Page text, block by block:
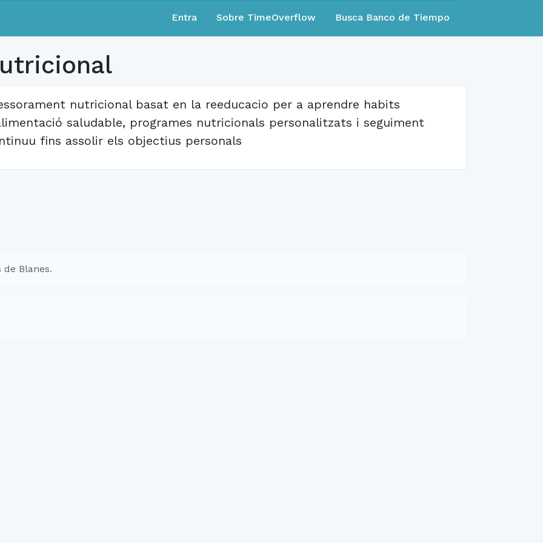
Entra Sobre TimeOverflow Busca Banco de Tiempo
nutricional basat en la reeducacio per a aprendre habits
saludable, programes nutricionals personalitzats i seguiment
fins assolir els objectius personals
Blanes.